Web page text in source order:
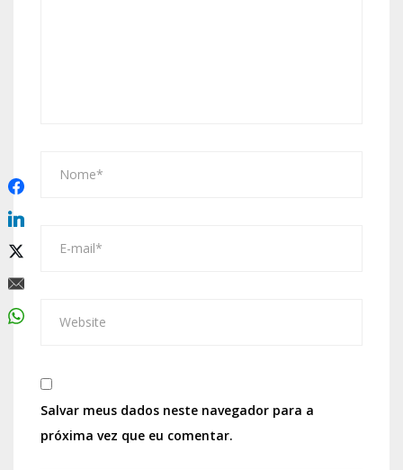
Salvar meus dados neste navegador para a
próxima vez que eu comentar.